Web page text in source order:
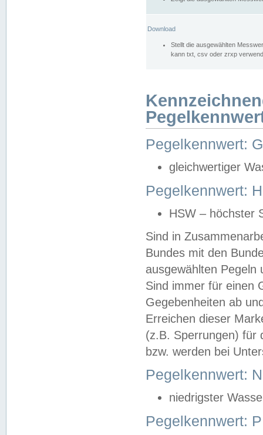
Download
Stellt die ausgewählten
kann txt, csv oder zrxp
Pegelkennwert:
gleichwertiger
Pegelkennwert:
HSW – höchster
Sind in
Bundes mit den
ausgewählten
Sind immer für einen
Gegebenheiten ab
Erreichen dieser
(z.B. Sperrungen) für
bzw. werden bei
Pegelkennwert:
niedrigster
Pegelkennwert: